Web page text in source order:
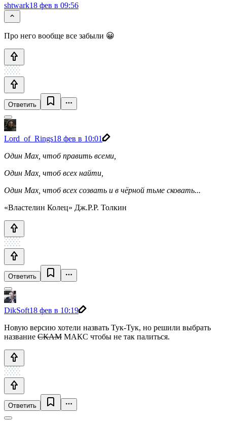
shtwark18 фев в 09:56
Про него вообще все забыли 😀
Ответить
Lord_of_Rings18 фев в 10:01
Один Max, чтоб править всеми,
Один Max, чтоб всех найти,
Один Max, чтоб всех созвать и в чёрной тьме сковать...
«Властелин Колец» Дж.Р.Р. Толкин
Ответить
DikSoft18 фев в 10:19
Новую версию хотели назвать Тук-Тук, но решили выбрать
название СКАМ МАКС чтобы не так палиться.
Ответить